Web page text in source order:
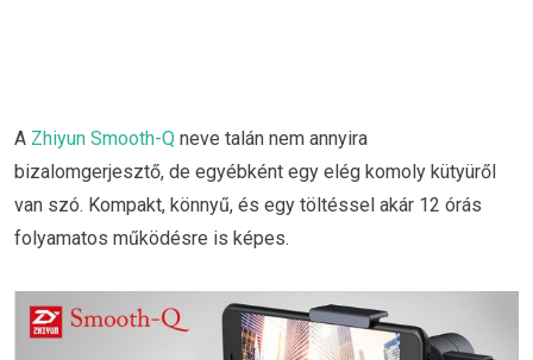
A Zhiyun Smooth-Q neve talán nem annyira
bizalomgerjesztő, de egyébként egy elég komoly kütyüről
van szó. Kompakt, könnyű, és egy töltéssel akár 12 órás
folyamatos működésre is képes.